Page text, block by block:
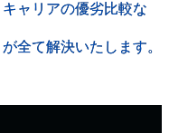
ャリアの優劣比較な
全て解決いたします。